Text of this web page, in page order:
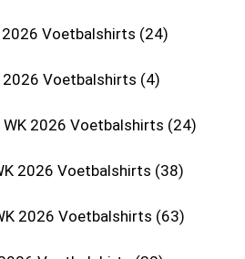
2026 Voetbalshirts 24
2026 Voetbalshirts 4
2026 Voetbalshirts 24
2026 Voetbalshirts 38
2026 Voetbalshirts 63